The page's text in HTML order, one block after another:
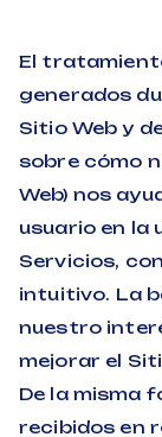
El
generados
Sitio Web y
sobre cómo
Web) nos
usuario en la
Servicios,
intuitivo. La
nuestro
mejorar el
De la misma
recibidos en